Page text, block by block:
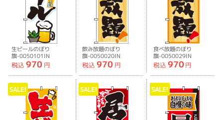
生ビールのぼり
旗-0050101IN
税込 970 円
飲み放題のぼり
旗-0050020IN
税込 970 円
食べ放題のぼり
旗-0050029IN
税込 970 円
SALE! SALE! SALE!